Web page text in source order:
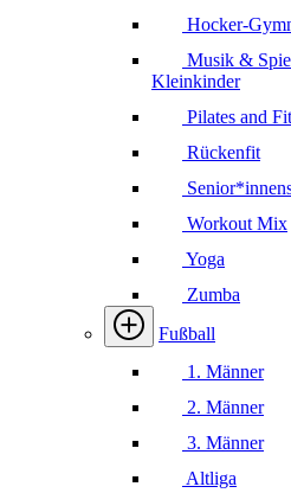
Hocker-
Musik &
Kleinkinder
Pilates and Fit
Rückenfit
Workout Mix
Yoga
Zumba
Fußball
1. Männer
2. Männer
3. Männer
Altliga